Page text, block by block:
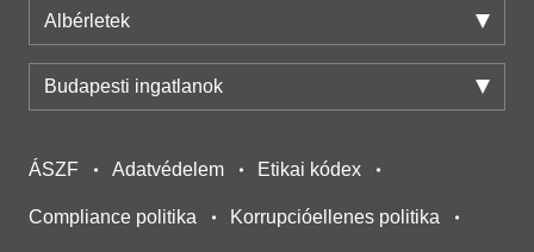
Albérletek
Budapesti ingatlanok
ÁSZF Adatvédelem Etikai kódex
Compliance politika Korrupcióellenes politika